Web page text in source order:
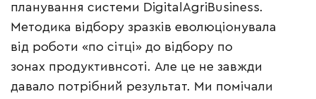
планування системи DigitalAgriBusiness.
Методика відбору зразків еволюціонувала
від роботи «по сітці» до відбору по
зонах продуктивнсоті. Але це не завжди
давало потрібний результат. Ми помічали